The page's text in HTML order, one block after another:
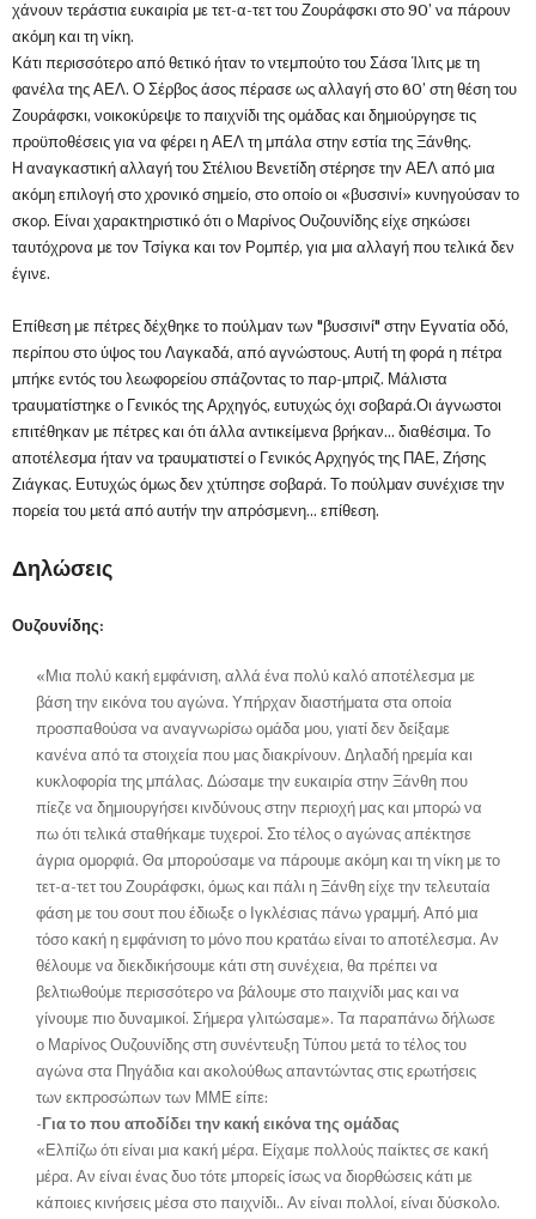
χάνουν τεράστια ευκαιρία με τετ-α-τετ του Ζουράφσκι στο 90’ να πάρουν
ακόμη και τη νίκη.
Κάτι περισσότερο από θετικό ήταν το ντεμπούτο του Σάσα Ίλιτς με τη
φανέλα της ΑΕΛ. Ο Σέρβος άσος πέρασε ως αλλαγή στο 60’ στη θέση του
Ζουράφσκι, νοικοκύρεψε το παιχνίδι της ομάδας και δημιούργησε τις
προϋποθέσεις για να φέρει η ΑΕΛ τη μπάλα στην εστία της Ξάνθης.
Η αναγκαστική αλλαγή του Στέλιου Βενετίδη στέρησε την ΑΕΛ από μια
ακόμη επιλογή στο χρονικό σημείο, στο οποίο οι «βυσσινί» κυνηγούσαν το
σκορ. Είναι χαρακτηριστικό ότι ο Μαρίνος Ουζουνίδης είχε σηκώσει
ταυτόχρονα με τον Τσίγκα και τον Ρομπέρ, για μια αλλαγή που τελικά δεν
έγινε.
Επίθεση με πέτρες δέχθηκε το πούλμαν των "βυσσινί" στην Εγνατία οδό,
περίπου στο ύψος του Λαγκαδά, από αγνώστους. Αυτή τη φορά η πέτρα
μπήκε εντός του λεωφορείου σπάζοντας το παρ-μπριζ. Μάλιστα
τραυματίστηκε ο Γενικός της Αρχηγός, ευτυχώς όχι σοβαρά.Οι άγνωστοι
επιτέθηκαν με πέτρες και ότι άλλα αντικείμενα βρήκαν... διαθέσιμα. Το
αποτέλεσμα ήταν να τραυματιστεί ο Γενικός Αρχηγός της ΠΑΕ, Ζήσης
Ζιάγκας. Ευτυχώς όμως δεν χτύπησε σοβαρά. Το πούλμαν συνέχισε την
πορεία του μετά από αυτήν την απρόσμενη... επίθεση.
Δηλώσεις
Ουζουνίδης:
«Μια πολύ κακή εμφάνιση, αλλά ένα πολύ καλό αποτέλεσμα με
βάση την εικόνα του αγώνα. Υπήρχαν διαστήματα στα οποία
προσπαθούσα να αναγνωρίσω ομάδα μου, γιατί δεν δείξαμε
κανένα από τα στοιχεία που μας διακρίνουν. Δηλαδή ηρεμία και
κυκλοφορία της μπάλας. Δώσαμε την ευκαιρία στην Ξάνθη που
πίεζε να δημιουργήσει κινδύνους στην περιοχή μας και μπορώ να
πω ότι τελικά σταθήκαμε τυχεροί. Στο τέλος ο αγώνας απέκτησε
άγρια ομορφιά. Θα μπορούσαμε να πάρουμε ακόμη και τη νίκη με το
τετ-α-τετ του Ζουράφσκι, όμως και πάλι η Ξάνθη είχε την τελευταία
φάση με του σουτ που έδιωξε ο Ιγκλέσιας πάνω γραμμή. Από μια
τόσο κακή η εμφάνιση το μόνο που κρατάω είναι το αποτέλεσμα. Αν
θέλουμε να διεκδικήσουμε κάτι στη συνέχεια, θα πρέπει να
βελτιωθούμε περισσότερο να βάλουμε στο παιχνίδι μας και να
γίνουμε πιο δυναμικοί. Σήμερα γλιτώσαμε». Τα παραπάνω δήλωσε
ο Μαρίνος Ουζουνίδης στη συνέντευξη Τύπου μετά το τέλος του
αγώνα στα Πηγάδια και ακολούθως απαντώντας στις ερωτήσεις
των εκπροσώπων των ΜΜΕ είπε:
-Για το που αποδίδει την κακή εικόνα της ομάδας
«Ελπίζω ότι είναι μια κακή μέρα. Είχαμε πολλούς παίκτες σε κακή
μέρα. Αν είναι ένας δυο τότε μπορείς ίσως να διορθώσεις κάτι με
κάποιες κινήσεις μέσα στο παιχνίδι.. Αν είναι πολλοί, είναι δύσκολο.